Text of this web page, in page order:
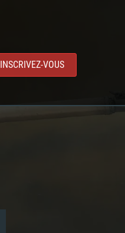
INSCRIVEZ-VOUS